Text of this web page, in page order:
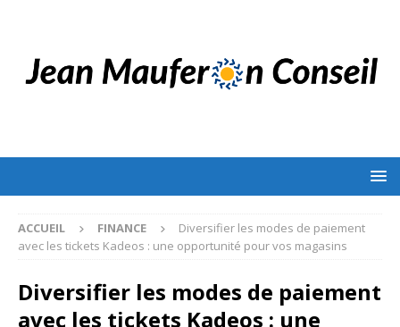
ACCUEIL FINANCE
Diversifier les modes de paiement
avec les tickets Kadeos : une opportunité pour vos magasins
Diversifier les modes de paiement
avec les tickets Kadeos : une